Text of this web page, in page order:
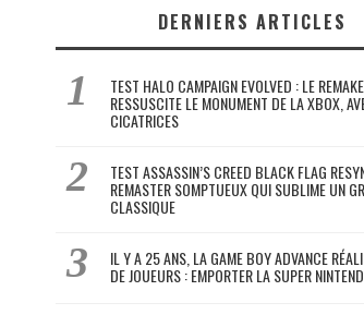
DERNIERS ARTICLES
TEST HALO CAMPAIGN EVOLVED : LE
RESSUSCITE LE MONUMENT DE LA XBOX,
CICATRICES
TEST ASSASSIN’S CREED BLACK FLAG
REMASTER SOMPTUEUX QUI SUBLIME UN
CLASSIQUE
IL Y A 25 ANS, LA GAME BOY ADVANCE
DE JOUEURS : EMPORTER LA SUPER